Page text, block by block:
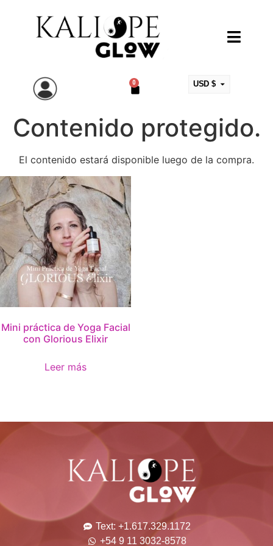
0 USD $
MXN $
COP $
Contenido protegido.
El contenido estará disponible luego de la compra.
Mini práctica de Yoga Facial
con Glorious Elixir
Leer más
Text: +1.617.329.1172
+54 9 11 3032-8578